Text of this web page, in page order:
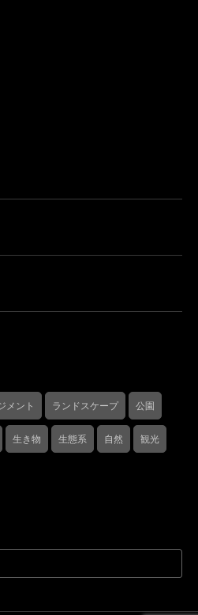
メント ランドスケープ 公園
生き物 生態系 自然 観光